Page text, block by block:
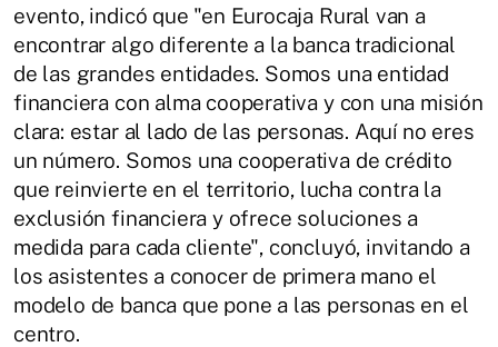
evento, indicó que "en Eurocaja Rural van a
encontrar algo diferente a la banca tradicional
de las grandes entidades. Somos una entidad
financiera con alma cooperativa y con una misión
clara: estar al lado de las personas. Aquí no eres
un número. Somos una cooperativa de crédito
que reinvierte en el territorio, lucha contra la
exclusión financiera y ofrece soluciones a
medida para cada cliente", concluyó, invitando a
los asistentes a conocer de primera mano el
modelo de banca que pone a las personas en el
centro.